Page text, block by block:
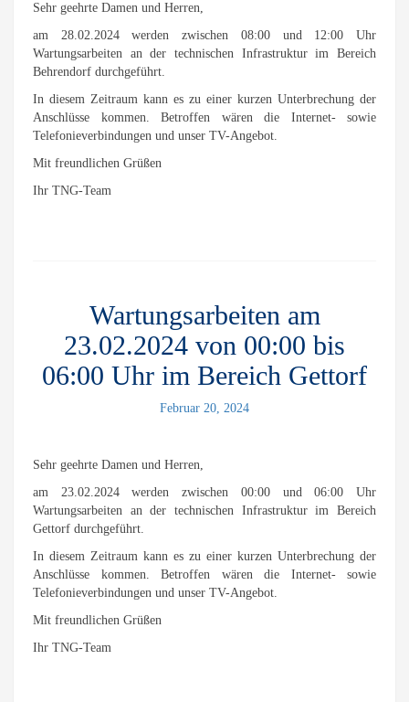
Sehr geehrte Damen und Herren,
am 28.02.2024 werden zwischen 08:00 und 12:00 Uhr
Wartungsarbeiten an der technischen Infrastruktur im Bereich
Behrendorf durchgeführt.
In diesem Zeitraum kann es zu einer kurzen Unterbrechung der
Anschlüsse kommen. Betroffen wären die Internet- sowie
Telefonieverbindungen und unser TV-Angebot.
Mit freundlichen Grüßen
Ihr TNG-Team
Wartungsarbeiten am
23.02.2024 von 00:00 bis
06:00 Uhr im Bereich Gettorf
Februar 20, 2024
Sehr geehrte Damen und Herren,
am 23.02.2024 werden zwischen 00:00 und 06:00 Uhr
Wartungsarbeiten an der technischen Infrastruktur im Bereich
Gettorf durchgeführt.
In diesem Zeitraum kann es zu einer kurzen Unterbrechung der
Anschlüsse kommen. Betroffen wären die Internet- sowie
Telefonieverbindungen und unser TV-Angebot.
Mit freundlichen Grüßen
Ihr TNG-Team